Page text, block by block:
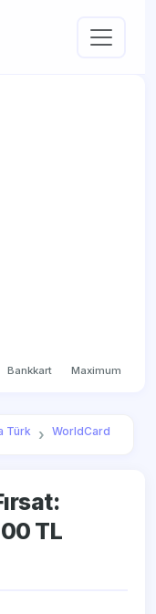
Bankkart Maximum
Türk WorldCard
TL